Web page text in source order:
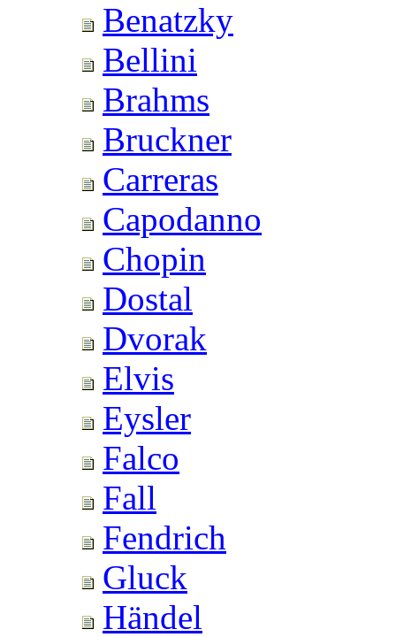
Benatzky
Bellini
Brahms
Bruckner
Carreras
Capodanno
Chopin
Dostal
Dvorak
Elvis
Eysler
Falco
Fall
Fendrich
Gluck
Händel